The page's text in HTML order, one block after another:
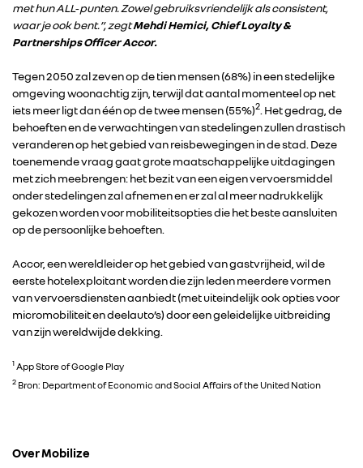
RENAULT GROUP
met hun ALL‑punten. Zowel gebruiksvriendelijk als consistent,
waar je ook bent.”, zegtMehdi Hemici, Chief Loyalty &
Partnerships Officer Accor.
Tegen 2050 zal zeven op de tien mensen (68%) in een stedelijke
omgeving woonachtig zijn, terwijl dat aantal momenteel op net
iets meer ligt dan één op de twee mensen (55%)2 . Het gedrag, de
behoeften en de verwachtingen van stedelingen zullen drastisch
veranderen op het gebied van reisbewegingen in de stad. Deze
toenemende vraag gaat grote maatschappelijke uitdagingen
met zich meebrengen: het bezit van een eigen vervoersmiddel
onder stedelingen zal afnemen en er zal al meer nadrukkelijk
gekozen worden voor mobiliteitsopties die het beste aansluiten
op de persoonlijke behoeften.
Accor, een wereldleider op het gebied van gastvrijheid, wil de
eerste hotelexploitant worden die zijn leden meerdere vormen
van vervoersdiensten aanbiedt (met uiteindelijk ook opties voor
micromobiliteit en deelauto’s) door een geleidelijke uitbreiding
van zijn wereldwijde dekking.
1App Store of Google Play
2 Bron: Department of Economic and Social Affairs of the United Nation
Over Mobilize